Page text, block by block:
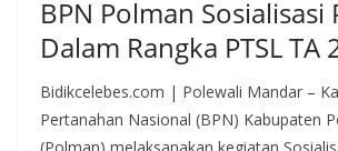
BPN Polman Sosialisasi
Dalam Rangka PTSL TA
Bidikcelebes.com | Polewali Mandar –
Pertanahan Nasional (BPN) Kabupaten